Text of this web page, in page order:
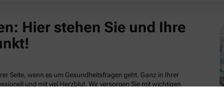
Hier stehen Sie und Ihre
Seite, wenn es um Gesundheitsfragen geht. Ganz in Ihrer
und mit viel Herzblut. Wir versorgen Sie mit wichtigen
und attraktiven Produkten aus unserem